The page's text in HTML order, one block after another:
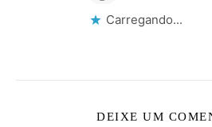
Carregando...
DEIXE UM